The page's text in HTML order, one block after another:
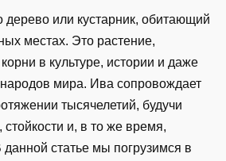
дерево или кустарник, обитающий
местах. Это растение,
в культуре, истории и даже
мира. Ива сопровождает
тысячелетий, будучи
стойкости и, в то же время,
данной статье мы погрузимся в